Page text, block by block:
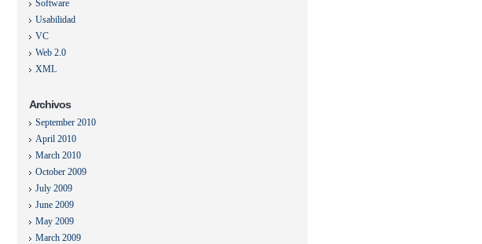
Software
Usabilidad
VC
Web 2.0
XML
Archivos
September 2010
April 2010
March 2010
October 2009
July 2009
June 2009
May 2009
March 2009